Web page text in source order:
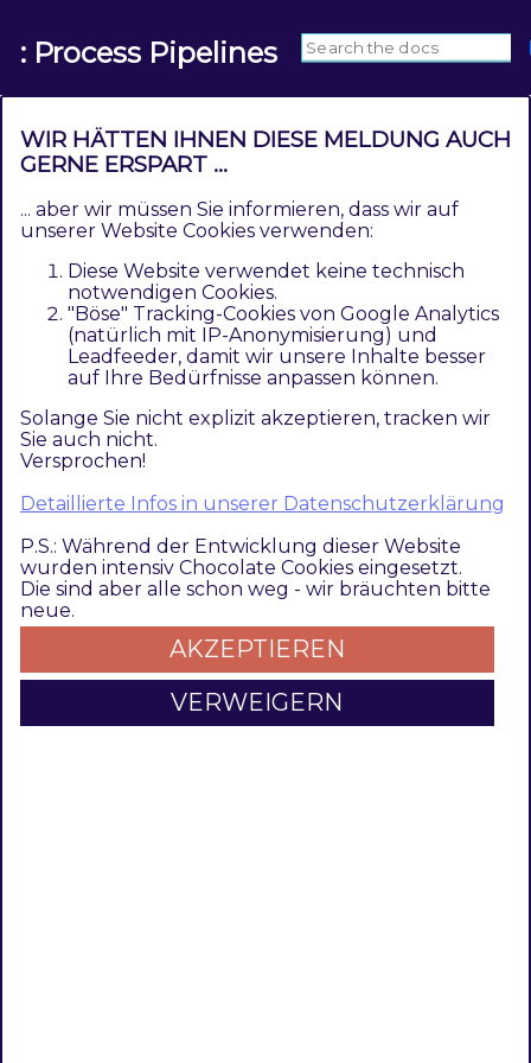
: Process Pipelines
A newer version of this documentation is
available:View the Latest Version
Pipeline Initializer
The Pipeline Initializerfunctionality is
located in a separate module.
The Pipeline Initializeris used to create and
process dynamic pipelines.
Instead of definingpipelinesvia thepipeline
XML,pipelinescan also be programmed
directly. The data is determined via
implemented data fetcher
and written with a
plugin when spawningpipelines
The functionality is activated/deactivated over
WIR HÄTTEN IHNEN DIESE MELDUNG AUCH
GERNE ERSPART ...
... aber wir müssen Sie informieren, dass wir auf
unserer Website Cookies verwenden:
Diese Website verwendet keine technisch
notwendigen Cookies.
"Böse" Tracking-Cookies von Google Analytics
(natürlich mit IP-Anonymisierung) und
Leadfeeder, damit wir unsere Inhalte besser
auf Ihre Bedürfnisse anpassen können.
Solange Sie nicht explizit akzeptieren, tracken wir
Sie auch nicht.
Versprochen!
Detaillierte Infos in unserer Datenschutzerklärung
P.S.: Während der Entwicklung dieser Website
wurden intensiv Chocolate Cookies eingesetzt.
Die sind aber alle schon weg - wir bräuchten bitte
neue.
AKZEPTIEREN
VERWEIGERN